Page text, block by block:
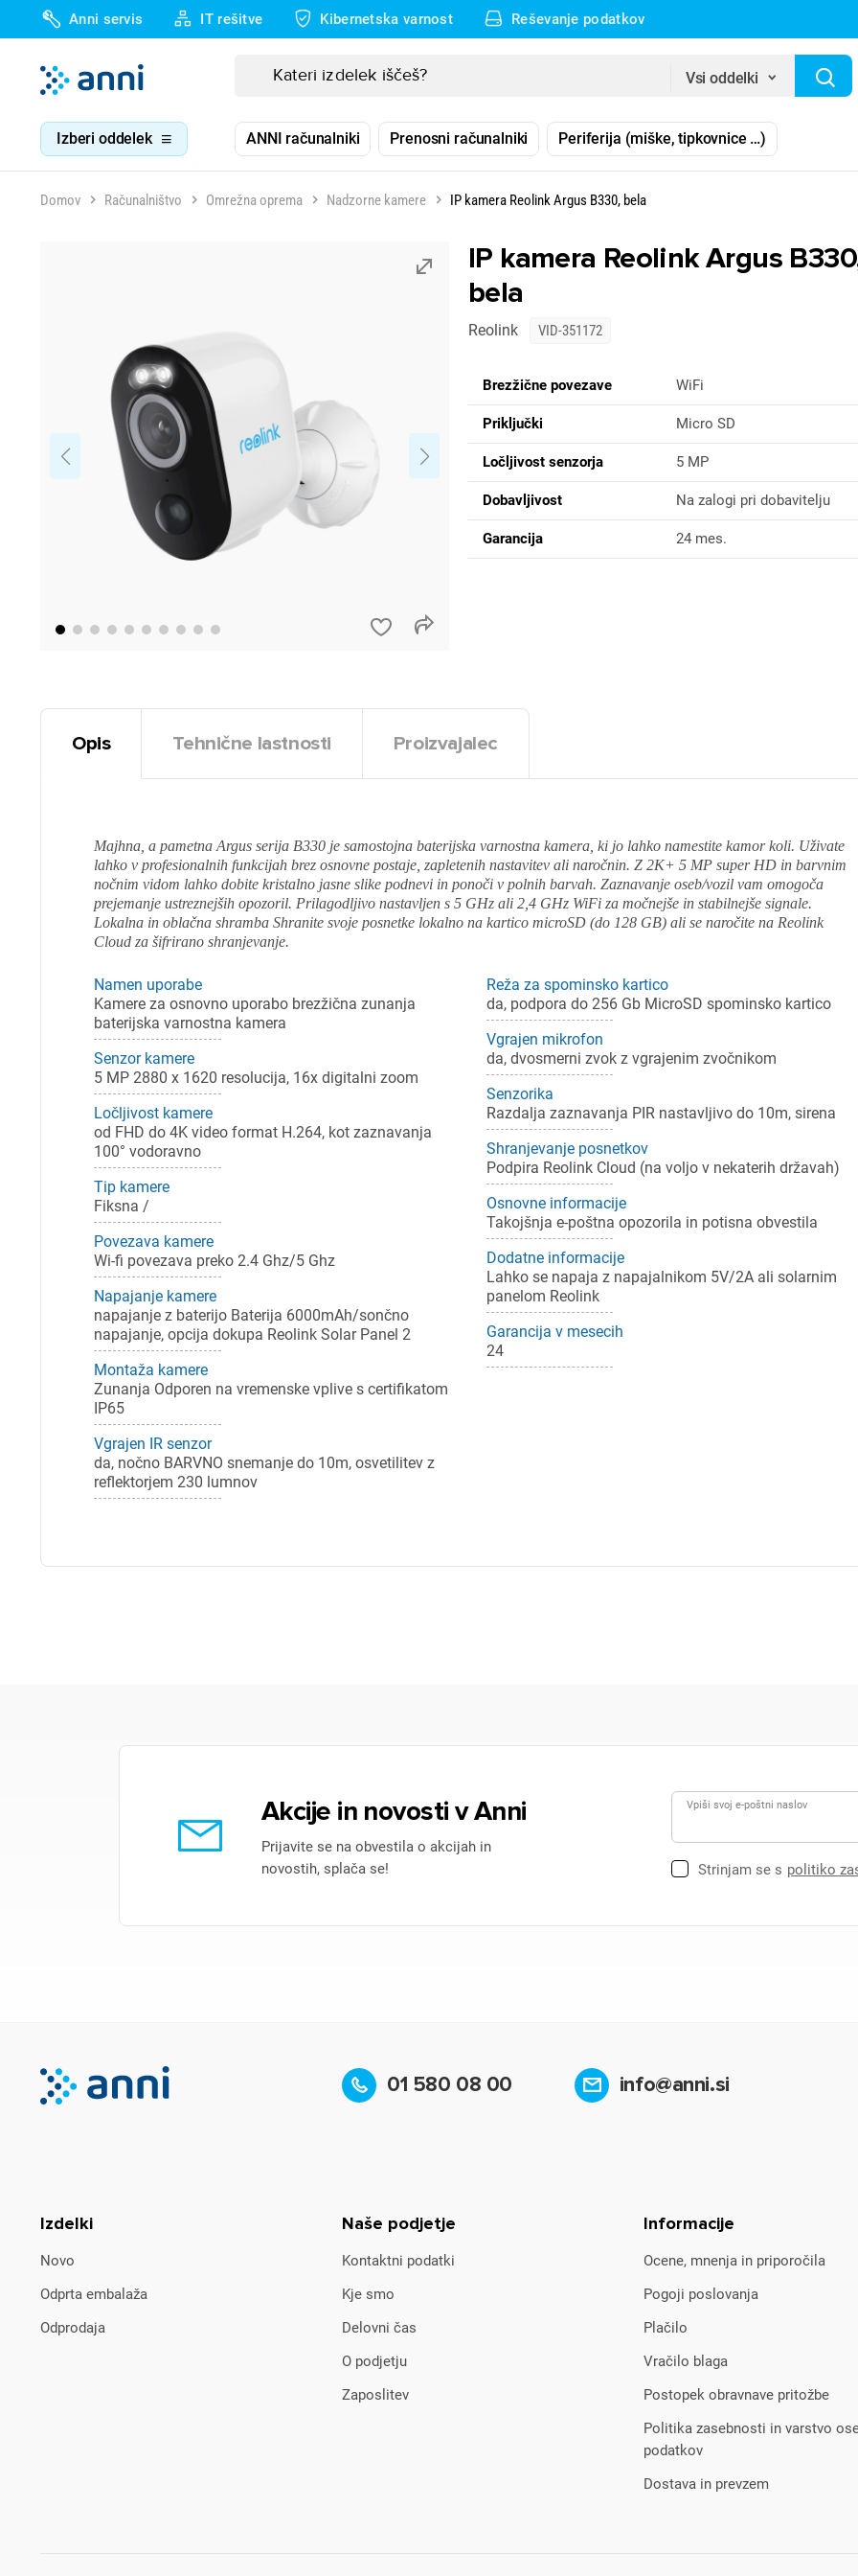
Anni servis IT rešitve Kibernetska varnost Reševanje podatkov
Vsi oddelki
Izberi oddelek ANNI računalniki Prenosni računalniki Periferija (miške, tipkovnice …)
Domov Računalništvo Omrežna oprema Nadzorne kamere IP kamera Reolink Argus B330, bela
IP kamera Reolink Argus
bela
Reolink VID-351172
Brezžične povezave WiFi
Priključki Micro SD
Ločljivost senzorja 5 MP
Dobavljivost Na zalogi pri dobavitelju
Garancija 24 mes.
Opis Tehnične lastnosti Proizvajalec
Majhna, a pametna Argus serija B330 je samostojna baterijska varnostna kamera, ki jo lahko namestite kamor koli. Uživate
lahko v profesionalnih funkcijah brez osnovne postaje, zapletenih nastavitev ali naročnin. Z 2K+ 5 MP super HD in barvnim
nočnim vidom lahko dobite kristalno jasne slike podnevi in ponoči v polnih barvah. Zaznavanje oseb/vozil vam omogoča
prejemanje ustreznejših opozoril. Prilagodljivo nastavljen s 5 GHz ali 2,4 GHz WiFi za močnejše in stabilnejše signale.
Lokalna in oblačna shramba Shranite svoje posnetke lokalno na kartico microSD (do 128 GB) ali se naročite na Reolink
Cloud za šifrirano shranjevanje.
Namen uporabe
Kamere za osnovno uporabo brezžična zunanja
baterijska varnostna kamera
Senzor kamere
5 MP 2880 x 1620 resolucija, 16x digitalni zoom
Ločljivost kamere
od FHD do 4K video format H.264, kot zaznavanja
100° vodoravno
Tip kamere
Fiksna /
Povezava kamere
Wi-fi povezava preko 2.4 Ghz/5 Ghz
Napajanje kamere
napajanje z baterijo Baterija 6000mAh/sončno
napajanje, opcija dokupa Reolink Solar Panel 2
Montaža kamere
Zunanja Odporen na vremenske vplive s certifikatom
IP65
Vgrajen IR senzor
da, nočno BARVNO snemanje do 10m, osvetilitev z
reflektorjem 230 lumnov
Reža za spominsko kartico
da, podpora do 256 Gb MicroSD spominsko kartico
Vgrajen mikrofon
da, dvosmerni zvok z vgrajenim zvočnikom
Senzorika
Razdalja zaznavanja PIR nastavljivo do 10m, sirena
Shranjevanje posnetkov
Podpira Reolink Cloud (na voljo v nekaterih državah)
Osnovne informacije
Takojšnja e-poštna opozorila in potisna obvestila
Dodatne informacije
Lahko se napaja z napajalnikom 5V/2A ali solarnim
panelom Reolink
Garancija v mesecih
24
Akcije in novosti v Anni
Prijavite se na obvestila o akcijah in
novostih, splača se!
Vpiši svoj e-poštni naslov
Strinjam se s politiko
01 580 08 00 info@anni.si
Izdelki
Novo
Odprta embalaža
Odprodaja
Naše podjetje
Kontaktni podatki
Kje smo
Delovni čas
O podjetju
Zaposlitev
Informacije
Ocene, mnenja in priporočila
Pogoji poslovanja
Plačilo
Vračilo blaga
Postopek obravnave pritožbe
Politika zasebnosti in varstvo
podatkov
Dostava in prevzem
Za dodajanje na seznam želja morate biti prijavljeni.